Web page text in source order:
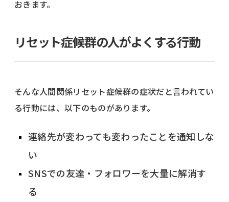
おきます。
リセット症候群の人がよくする行動
そんな人間関係リセット症候群の症状だと言われてい
る行動には、以下のものがあります。
連絡先が変わっても変わったことを通知しな
い
SNSでの友達・フォロワーを大量に解消す
る